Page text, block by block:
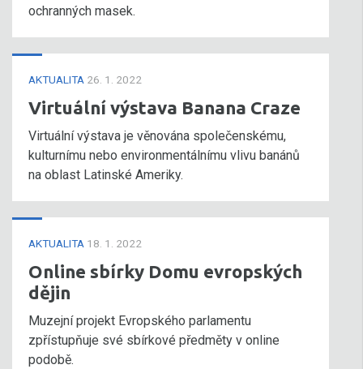
ochranných masek.
AKTUALITA 26. 1. 2022
Virtuální výstava Banana Craze
Virtuální výstava je věnována společenskému,
kulturnímu nebo environmentálnímu vlivu banánů
na oblast Latinské Ameriky.
AKTUALITA 18. 1. 2022
Online sbírky Domu evropských
dějin
Muzejní projekt Evropského parlamentu
zpřístupňuje své sbírkové předměty v online
podobě.